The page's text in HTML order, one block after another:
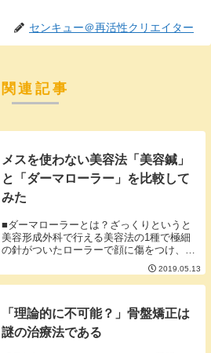
センキュー＠再活性クリエイター
関連記事
メスを使わない美容法「美容鍼」
と「ダーマローラー」を比較して
みた
■ダーマローラーとは？ざっくりというと
美容形成外科で行える美容法の1種で極細
の針がついたローラーで顔に傷をつけ、肌
を新しいものに再生させる美容法。■美容
鍼と何が違うのか。ざーっと比較してみま
した。【ダーマローラー】・医師が行う・
2019.05.13
「理論的に不可能？」骨盤矯正は
謎の治療法である